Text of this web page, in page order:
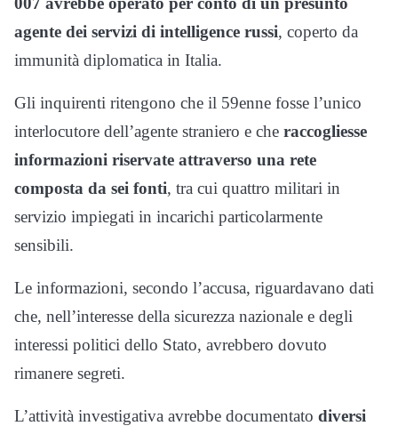
agente dei servizi di intelligence russi, coperto da
immunità diplomatica in Italia.
Gli inquirenti ritengono che il 59enne fosse l’unico
interlocutore dell’agente straniero e che raccogliesse
informazioni riservate attraverso una rete
composta da sei fonti, tra cui quattro militari in
servizio impiegati in incarichi particolarmente
sensibili.
Le informazioni, secondo l’accusa, riguardavano dati
che, nell’interesse della sicurezza nazionale e degli
interessi politici dello Stato, avrebbero dovuto
rimanere segreti.
L’attività investigativa avrebbe documentato diversi